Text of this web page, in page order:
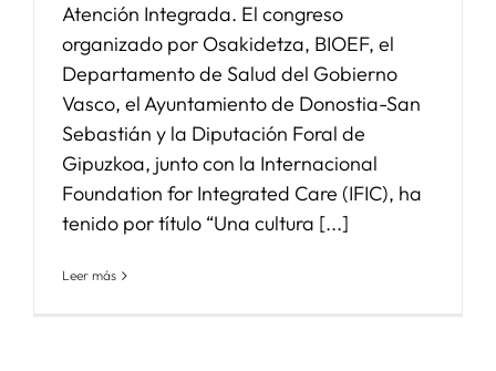
Atención Integrada. El congreso
organizado por Osakidetza, BIOEF, el
Departamento de Salud del Gobierno
Vasco, el Ayuntamiento de Donostia-San
Sebastián y la Diputación Foral de
Gipuzkoa, junto con la Internacional
Foundation for Integrated Care (IFIC), ha
tenido por título “Una cultura [...]
Leer más